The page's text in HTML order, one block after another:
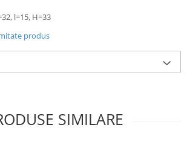
l=15, H=33
produs
SIMILARE